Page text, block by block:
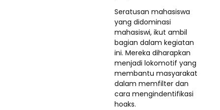
Seratusan mahasiswa
yang didominasi
mahasiswi, ikut ambil
bagian dalam kegiatan
ini. Mereka diharapkan
menjadi lokomotif yang
membantu masyarakat
dalam memfilter dan
cara mengindentifikasi
hoaks.